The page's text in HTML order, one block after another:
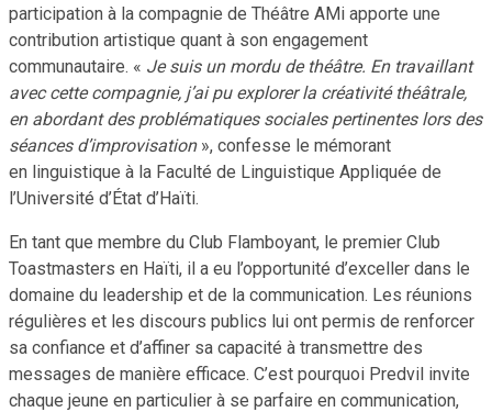
participation à la compagnie de Théâtre AMi apporte une
contribution artistique quant à son engagement
communautaire. « Je suis un mordu de théâtre. En travaillant
avec cette compagnie, j’ai pu explorer la créativité théâtrale,
en abordant des problématiques sociales pertinentes lors des
séances d’improvisation», confesse le mémorant
en linguistique à la Faculté de Linguistique Appliquée de
l’Université d’État d’Haïti.
En tant que membre du Club Flamboyant, le premier Club
Toastmasters en Haïti, il a eu l’opportunité d’exceller dans le
domaine du leadership et de la communication. Les réunions
régulières et les discours publics lui ont permis de renforcer
sa confiance et d’affiner sa capacité à transmettre des
messages de manière efficace. C’est pourquoi Predvil invite
chaque jeune en particulier à se parfaire en communication,